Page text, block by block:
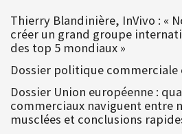
Thierry Blandinière, InVivo : «
créer un grand groupe
des top 5 mondiaux »
Dossier politique commerciale
Dossier Union européenne :
commerciaux naviguent entre
musclées et conclusions